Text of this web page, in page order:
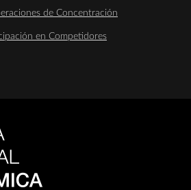
de Concentración
en Competidores